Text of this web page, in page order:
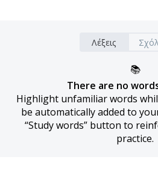
Λέξεις
📚
There are no
Highlight unfamiliar words
be automatically added to
“Study words” button to
practice.